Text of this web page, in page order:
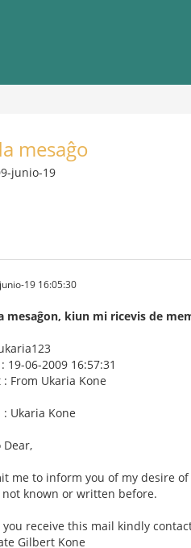
mesaĝo
junio-19
19 16:05:30
mesaĝon, kiun mi ricevis de
19-06-2009 16:57:31
: From Ukaria Kone
: Ukaria Kone
Dear,
me to inform you of my desire
not known or written before.
receive this mail kindly
Gilbert Kone